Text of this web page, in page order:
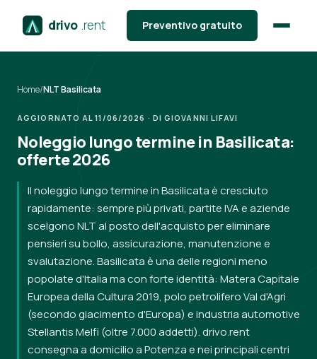
drivo .rent Preventivo gratuito
Home/NLT Basilicata
AGGIORNATO AL 11/06/2026 · DI GIOVANNI LIFAVI
Noleggio lungo termine in Basilicata:
offerte 2026
Il noleggio lungo termine in Basilicata è cresciuto
rapidamente: sempre più privati, partite IVA e aziende
scelgono NLT al posto dell'acquisto per eliminare
pensieri su bollo, assicurazione, manutenzione e
svalutazione. Basilicata è una delle regioni meno
popolate d'Italia ma con forte identità: Matera Capitale
Europea della Cultura 2019, polo petrolifero Val d'Agri
(secondo giacimento d'Europa) e industria automotive
Stellantis Melfi (oltre 7.000 addetti). drivo.rent
consegna a domicilio a Potenza e nei principali centri